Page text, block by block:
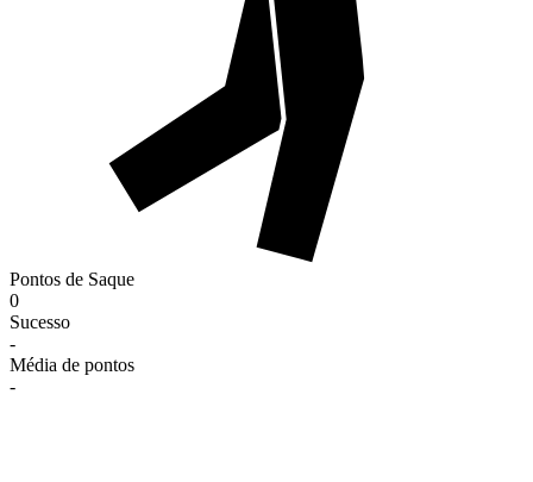
Pontos de Saque
0
Sucesso
-
Média de pontos
-